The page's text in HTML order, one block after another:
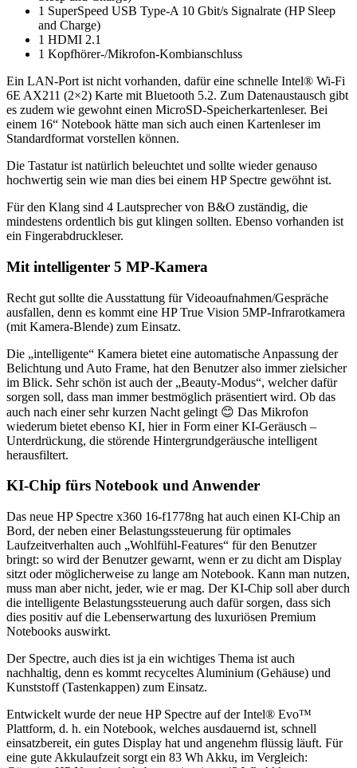
1 SuperSpeed USB Type-A 10 Gbit/s Signalrate (HP Sleep
and Charge)
1 HDMI 2.1
1 Kopfhörer-/Mikrofon-Kombianschluss
Ein LAN-Port ist nicht vorhanden, dafür eine schnelle Intel® Wi-Fi
6E AX211 (2×2) Karte mit Bluetooth 5.2. Zum Datenaustausch gibt
es zudem wie gewohnt einen MicroSD-Speicherkartenleser. Bei
einem 16“ Notebook hätte man sich auch einen Kartenleser im
Standardformat vorstellen können.
Die Tastatur ist natürlich beleuchtet und sollte wieder genauso
hochwertig sein wie man dies bei einem HP Spectre gewöhnt ist.
Für den Klang sind 4 Lautsprecher von B&O zuständig, die
mindestens ordentlich bis gut klingen sollten. Ebenso vorhanden ist
ein Fingerabdruckleser.
Mit intelligenter 5 MP-Kamera
Recht gut sollte die Ausstattung für Videoaufnahmen/Gespräche
ausfallen, denn es kommt eine HP True Vision 5MP-Infrarotkamera
(mit Kamera-Blende) zum Einsatz.
Die „intelligente“ Kamera bietet eine automatische Anpassung der
Belichtung und Auto Frame, hat den Benutzer also immer zielsicher
im Blick. Sehr schön ist auch der „Beauty-Modus“, welcher dafür
sorgen soll, dass man immer bestmöglich präsentiert wird. Ob das
auch nach einer sehr kurzen Nacht gelingt 😊 Das Mikrofon
wiederum bietet ebenso KI, hier in Form einer KI-Geräusch –
Unterdrückung, die störende Hintergrundgeräusche intelligent
herausfiltert.
KI-Chip fürs Notebook und Anwender
Das neue HP Spectre x360 16-f1778ng hat auch einen KI-Chip an
Bord, der neben einer Belastungssteuerung für optimales
Laufzeitverhalten auch „Wohlfühl-Features“ für den Benutzer
bringt: so wird der Benutzer gewarnt, wenn er zu dicht am Display
sitzt oder möglicherweise zu lange am Notebook. Kann man nutzen,
muss man aber nicht, jeder, wie er mag. Der KI-Chip soll aber durch
die intelligente Belastungssteuerung auch dafür sorgen, dass sich
dies positiv auf die Lebenserwartung des luxuriösen Premium
Notebooks auswirkt.
Der Spectre, auch dies ist ja ein wichtiges Thema ist auch
nachhaltig, denn es kommt recyceltes Aluminium (Gehäuse) und
Kunststoff (Tastenkappen) zum Einsatz.
Entwickelt wurde der neue HP Spectre auf der Intel® Evo™
Plattform, d. h. ein Notebook, welches ausdauernd ist, schnell
einsatzbereit, ein gutes Display hat und angenehm flüssig läuft. Für
eine gute Akkulaufzeit sorgt ein 83 Wh Akku, im Vergleich: